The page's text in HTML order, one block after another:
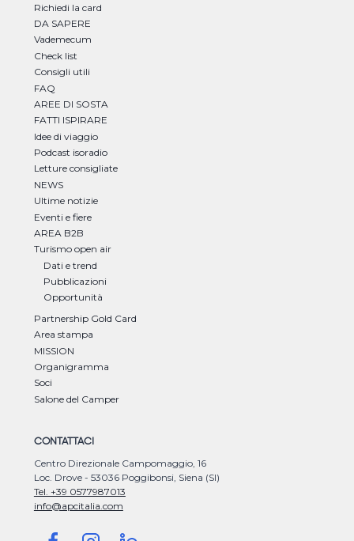
Richiedi la card
DA SAPERE
Vademecum
Check list
Consigli utili
FAQ
AREE DI SOSTA
FATTI ISPIRARE
Idee di viaggio
Podcast isoradio
Letture consigliate
NEWS
Ultime notizie
Eventi e fiere
AREA B2B
Turismo open air
Dati e trend
Pubblicazioni
Opportunità
Partnership Gold Card
Area stampa
MISSION
Organigramma
Soci
Salone del Camper
CONTATTACI
Centro Direzionale Campomaggio, 16
Loc. Drove - 53036 Poggibonsi, Siena (SI)
Tel. +39 0577987013
info@apcitalia.com